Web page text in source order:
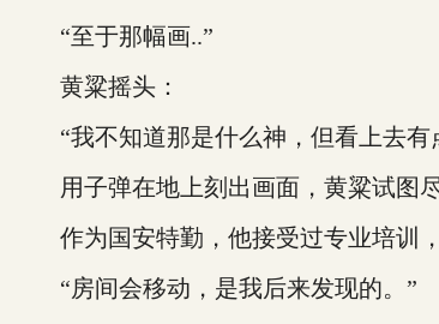
“至于那幅画..”
黄粱摇头：
“我不知道那是什么神，但看上去有
用子弹在地上刻出画面，黄粱试图尽
作为国安特勤，他接受过专业培训，
“房间会移动，是我后来发现的。”